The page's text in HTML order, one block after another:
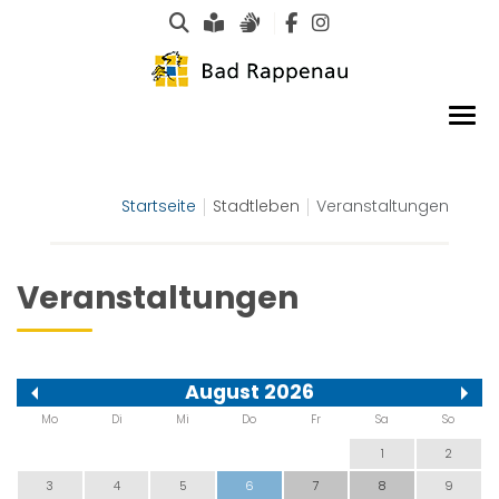
Suche
Leichte Sprache
Gebärdensprachen
Startseite Stadtleben Veranstaltungen
Veranstaltungen
August 2026
Mo Di Mi Do Fr Sa So
1
2
3
4 5 6 7 8
9